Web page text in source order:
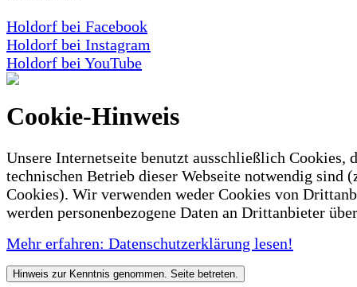
Holdorf bei Facebook
Holdorf bei Instagram
Holdorf bei YouTube
Cookie-Hinweis
Unsere Internetseite benutzt ausschließlich Cookies,
technischen Betrieb dieser Webseite notwendig sind
Cookies). Wir verwenden weder Cookies von
werden personenbezogene Daten an Drittanbieter
Mehr erfahren: Datenschutzerklärung lesen!
Hinweis zur Kenntnis genommen. Seite betreten.